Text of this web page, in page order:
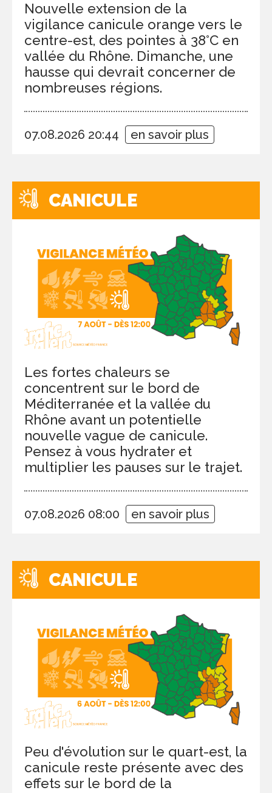
Nouvelle extension de la
vigilance canicule orange vers le
centre-est, des pointes à 38°C en
vallée du Rhône. Dimanche, une
hausse qui devrait concerner de
nombreuses régions.
07.08.2026 20:44 en savoir plus
CANICULE
Les fortes chaleurs se
concentrent sur le bord de
Méditerranée et la vallée du
Rhône avant un potentielle
nouvelle vague de canicule.
Pensez à vous hydrater et
multiplier les pauses sur le trajet.
07.08.2026 08:00 en savoir plus
CANICULE
Peu d'évolution sur le quart-est, la
canicule reste présente avec des
effets sur le bord de la